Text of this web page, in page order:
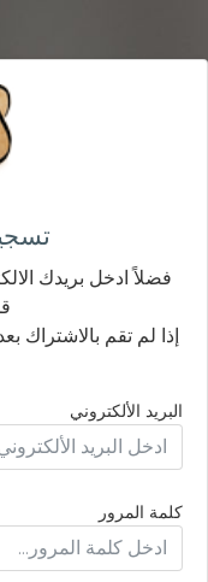
فضلاً ادخل بريدك
إذا لم تقم بالاشتراك
البريد الألكتروني
كلمة المرور